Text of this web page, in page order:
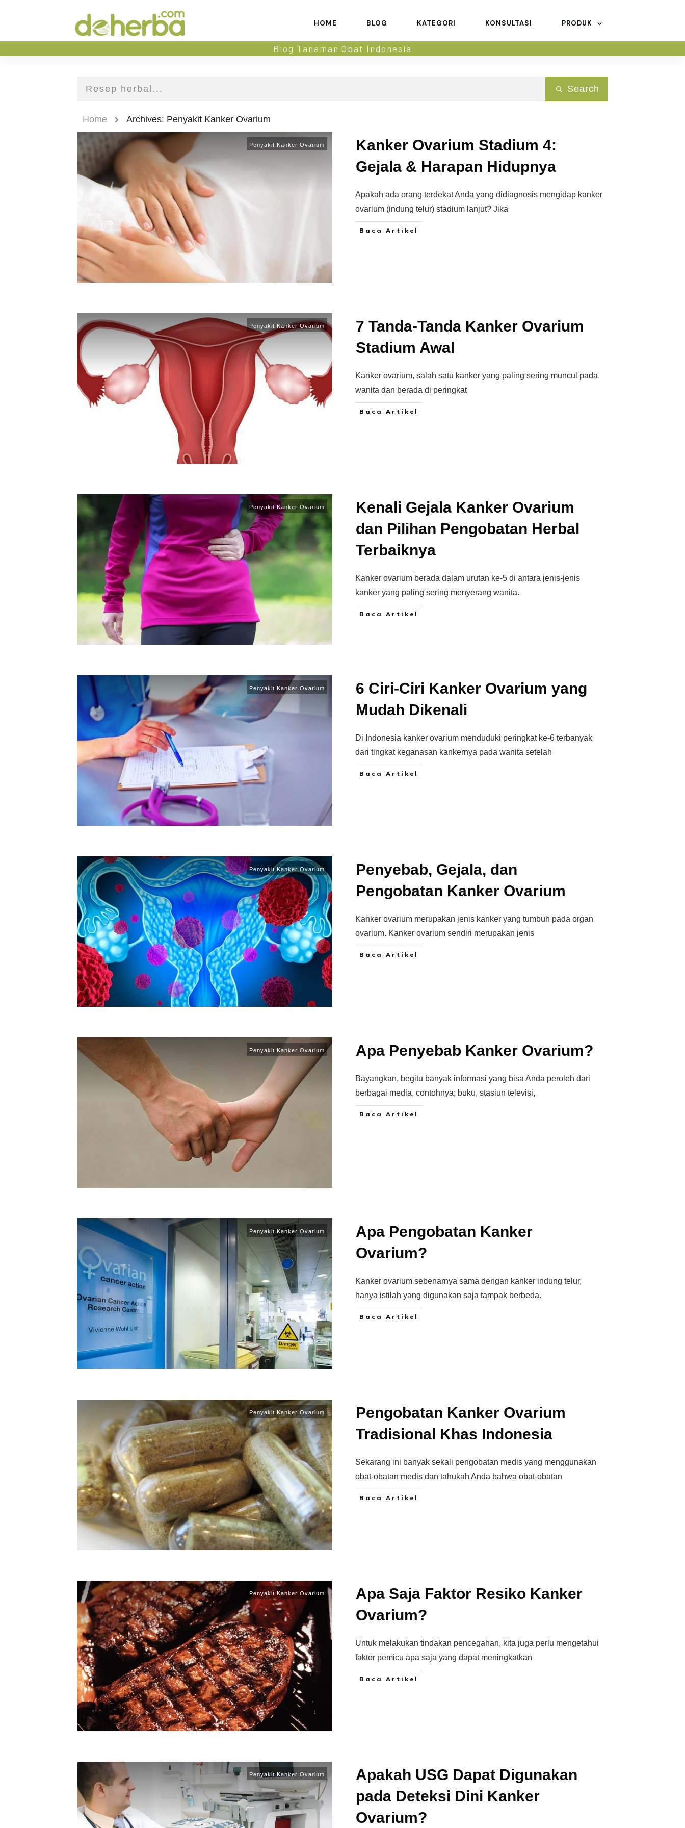
HOME BLOG KATEGORI KONSULTASI PRODUK
Blog Tanaman Obat Indonesia
Search
Home Archives: Penyakit Kanker Ovarium
Penyakit Kanker Ovarium
Kanker Ovarium Stadium 4:
Gejala & Harapan Hidupnya
Apakah ada orang terdekat Anda yang didiagnosis mengidap kanker
ovarium (indung telur) stadium lanjut? Jika
Baca Artikel
Penyakit Kanker Ovarium
7 Tanda-Tanda Kanker Ovarium
Stadium Awal
Kanker ovarium, salah satu kanker yang paling sering muncul pada
wanita dan berada di peringkat
Baca Artikel
Penyakit Kanker Ovarium
Kenali Gejala Kanker Ovarium
dan Pilihan Pengobatan Herbal
Terbaiknya
Kanker ovarium berada dalam urutan ke-5 di antara jenis-jenis
kanker yang paling sering menyerang wanita.
Baca Artikel
Penyakit Kanker Ovarium
6 Ciri-Ciri Kanker Ovarium yang
Mudah Dikenali
Di Indonesia kanker ovarium menduduki peringkat ke-6 terbanyak
dari tingkat keganasan kankernya pada wanita setelah
Baca Artikel
Penyakit Kanker Ovarium
Penyebab, Gejala, dan
Pengobatan Kanker Ovarium
Kanker ovarium merupakan jenis kanker yang tumbuh pada organ
ovarium. Kanker ovarium sendiri merupakan jenis
Baca Artikel
Penyakit Kanker Ovarium Apa Penyebab Kanker Ovarium?
Bayangkan, begitu banyak informasi yang bisa Anda peroleh dari
berbagai media, contohnya; buku, stasiun televisi,
Baca Artikel
Penyakit Kanker Ovarium
Apa Pengobatan Kanker
Ovarium?
Kanker ovarium sebenarnya sama dengan kanker indung telur,
hanya istilah yang digunakan saja tampak berbeda.
Baca Artikel
Penyakit Kanker Ovarium
Pengobatan Kanker Ovarium
Tradisional Khas Indonesia
Sekarang ini banyak sekali pengobatan medis yang menggunakan
obat-obatan medis dan tahukah Anda bahwa obat-obatan
Baca Artikel
Penyakit Kanker Ovarium
Apa Saja Faktor Resiko Kanker
Ovarium?
Untuk melakukan tindakan pencegahan, kita juga perlu mengetahui
faktor pemicu apa saja yang dapat meningkatkan
Baca Artikel
Penyakit Kanker Ovarium
Apakah USG Dapat Digunakan
pada Deteksi Dini Kanker
Ovarium?